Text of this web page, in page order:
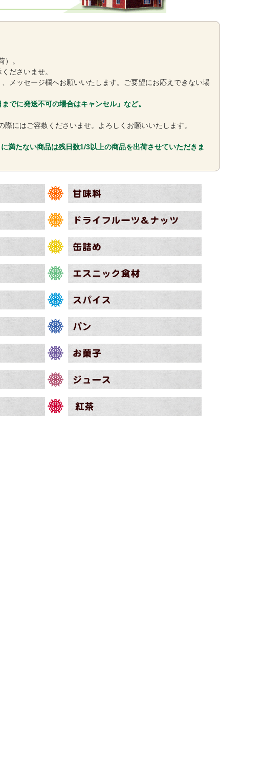
）。
ださいませ。
、メッセージ欄へお願いいたします。ご要望にお応えできない場
でに発送不可の場合はキャンセル」など。
にはご容赦くださいませ。よろしくお願いいたします。
満たない商品は残日数1/3以上の商品を出荷させていただきま